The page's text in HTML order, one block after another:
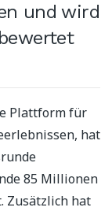
und wird
Plattform für
hat
85 Millionen
Zusätzlich hat